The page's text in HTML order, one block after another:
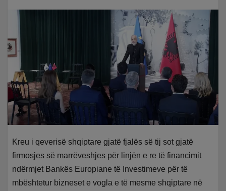
Kreu i qeverisë shqiptare gjatë fjalës së tij sot gjatë
firmosjes së marrëveshjes për linjën e re të financimit
ndërmjet Bankës Europiane të Investimeve për të
mbështetur bizneset e vogla e të mesme shqiptare në